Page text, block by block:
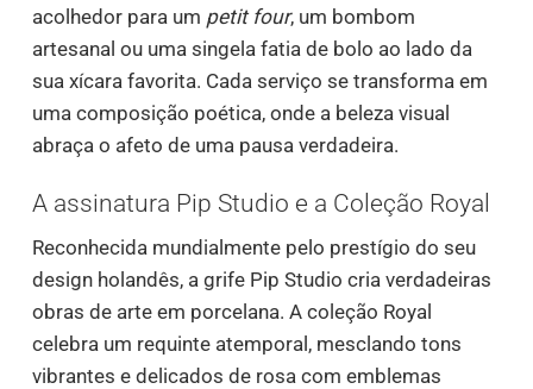
acolhedor para um petit four, um bombom
artesanal ou uma singela fatia de bolo ao lado da
sua xícara favorita. Cada serviço se transforma em
uma composição poética, onde a beleza visual
abraça o afeto de uma pausa verdadeira.
A assinatura Pip Studio e a Coleção Royal
Reconhecida mundialmente pelo prestígio do seu
design holandês, a grife Pip Studio cria verdadeiras
obras de arte em porcelana. A coleção Royal
celebra um requinte atemporal, mesclando tons
vibrantes e delicados de rosa com emblemas